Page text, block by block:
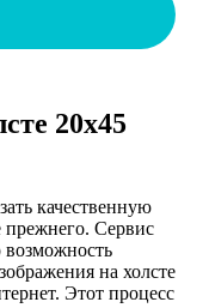
20х45
качественную
прежнего. Сервис
на холсте
Этот процесс